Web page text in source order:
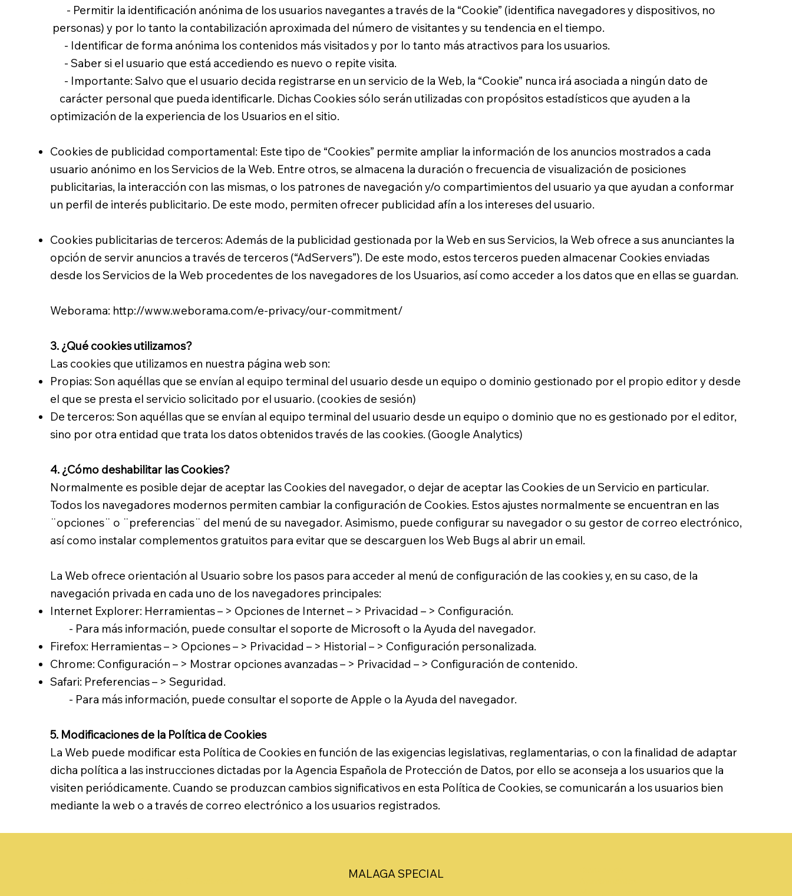
- Permitir la identificación anónima de los usuarios navegantes a través de la “Cookie” (identifica navegadores y dispositivos, no
personas) y por lo tanto la contabilización aproximada del número de visitantes y su tendencia en el tiempo.
- Identificar de forma anónima los contenidos más visitados y por lo tanto más atractivos para los usuarios.
- Saber si el usuario que está accediendo es nuevo o repite visita.
- Importante: Salvo que el usuario decida registrarse en un servicio de la Web, la “Cookie” nunca irá asociada a ningún dato de
carácter personal que pueda identificarle. Dichas Cookies sólo serán utilizadas con propósitos estadísticos que ayuden a la
optimización de la experiencia de los Usuarios en el sitio.
Cookies de publicidad comportamental: Este tipo de “Cookies” permite ampliar la información de los anuncios mostrados a cada
usuario anónimo en los Servicios de la Web. Entre otros, se almacena la duración o frecuencia de visualización de posiciones
publicitarias, la interacción con las mismas, o los patrones de navegación y/o compartimientos del usuario ya que ayudan a conformar
un perfil de interés publicitario. De este modo, permiten ofrecer publicidad afín a los intereses del usuario.
Cookies publicitarias de terceros: Además de la publicidad gestionada por la Web en sus Servicios, la Web ofrece a sus anunciantes la
opción de servir anuncios a través de terceros (“AdServers”). De este modo, estos terceros pueden almacenar Cookies enviadas
desde los Servicios de la Web procedentes de los navegadores de los Usuarios, así como acceder a los datos que en ellas se guardan.
Weborama: http://www.weborama.com/e-privacy/our-commitment/
3. ¿Qué cookies utilizamos?
Las cookies que utilizamos en nuestra página web son:
Propias: Son aquéllas que se envían al equipo terminal del usuario desde un equipo o dominio gestionado por el propio editor y desde
el que se presta el servicio solicitado por el usuario. (cookies de sesión)
De terceros: Son aquéllas que se envían al equipo terminal del usuario desde un equipo o dominio que no es gestionado por el editor,
sino por otra entidad que trata los datos obtenidos través de las cookies. (Google Analytics)
4. ¿Cómo deshabilitar las Cookies?
Normalmente es posible dejar de aceptar las Cookies del navegador, o dejar de aceptar las Cookies de un Servicio en particular.
Todos los navegadores modernos permiten cambiar la configuración de Cookies. Estos ajustes normalmente se encuentran en las
¨opciones¨ o ¨preferencias¨ del menú de su navegador. Asimismo, puede configurar su navegador o su gestor de correo electrónico,
así como instalar complementos gratuitos para evitar que se descarguen los Web Bugs al abrir un email.
La Web ofrece orientación al Usuario sobre los pasos para acceder al menú de configuración de las cookies y, en su caso, de la
navegación privada en cada uno de los navegadores principales:
Internet Explorer: Herramientas – > Opciones de Internet – > Privacidad – > Configuración.
- Para más información, puede consultar el soporte de Microsoft o la Ayuda del navegador.
Firefox: Herramientas – > Opciones – > Privacidad – > Historial – > Configuración personalizada.
Chrome: Configuración – > Mostrar opciones avanzadas – > Privacidad – > Configuración de contenido.
Safari: Preferencias – > Seguridad.
- Para más información, puede consultar el soporte de Apple o la Ayuda del navegador.
5. Modificaciones de la Política de Cookies
La Web puede modificar esta Política de Cookies en función de las exigencias legislativas, reglamentarias, o con la finalidad de adaptar
dicha política a las instrucciones dictadas por la Agencia Española de Protección de Datos, por ello se aconseja a los usuarios que la
visiten periódicamente. Cuando se produzcan cambios significativos en esta Política de Cookies, se comunicarán a los usuarios bien
mediante la web o a través de correo electrónico a los usuarios registrados.
MALAGA SPECIAL